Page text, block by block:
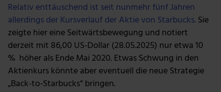
Relativ enttäuschend ist seit nunmehr fünf Jahren
allerdings der Kursverlauf der Aktie von Starbucks. Sie
zeigte hier eine Seitwärtsbewegung und notiert
derzeit mit 86,00 US-Dollar (28.05.2025) nur etwa 10
% höher als Ende Mai 2020. Etwas Schwung in den
Aktienkurs könnte aber eventuell die neue Strategie
„Back-to-Starbucks“ bringen.